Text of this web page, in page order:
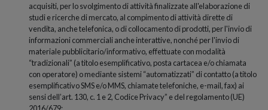
acquisiti, per lo svolgimento di attività finalizzate all'elaborazione di
studi e ricerche di mercato, al compimento di attività dirette di
vendita, anche telefonica, o di collocamento di prodotti, per l'invio di
informazioni commerciali anche interattive, nonché per l'invio di
materiale pubblicitario/informativo, effettuate con modalità
“tradizionali” (a titolo esemplificativo, posta cartacea e/o chiamata
con operatore) o mediante sistemi “automatizzati” di contatto (a titolo
esemplificativo SMS e/o MMS, chiamate telefoniche, e-mail, fax) ai
sensi dell’art. 130, c. 1 e 2, Codice Privacy” e del regolamento (UE)
2016/679;